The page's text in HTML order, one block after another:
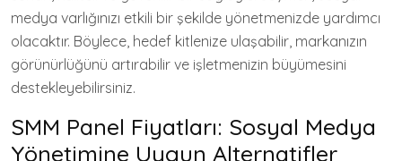
medya varlığınızı etkili bir şekilde yönetmenizde yardımcı
olacaktır. Böylece, hedef kitlenize ulaşabilir, markanızın
görünürlüğünü artırabilir ve işletmenizin büyümesini
destekleyebilirsiniz.
SMM Panel Fiyatları: Sosyal Medya
Yönetimine Uygun Alternatifler